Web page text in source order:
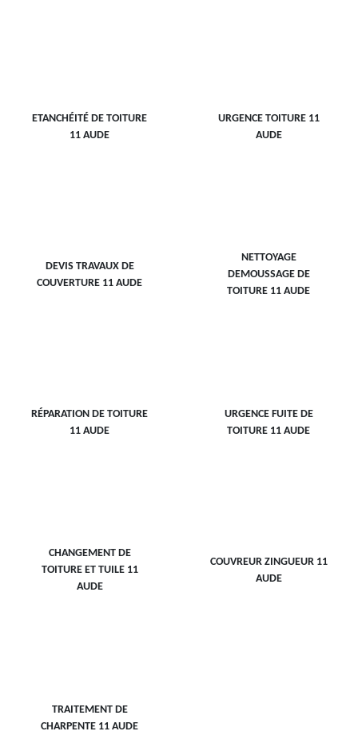
ETANCHÉITÉ DE TOITURE
11 AUDE
URGENCE TOITURE 11
AUDE
DEVIS TRAVAUX DE
COUVERTURE 11 AUDE
NETTOYAGE
DEMOUSSAGE DE
TOITURE 11 AUDE
RÉPARATION DE TOITURE
11 AUDE
URGENCE FUITE DE
TOITURE 11 AUDE
CHANGEMENT DE
TOITURE ET TUILE 11
AUDE
COUVREUR ZINGUEUR 11
AUDE
TRAITEMENT DE
CHARPENTE 11 AUDE